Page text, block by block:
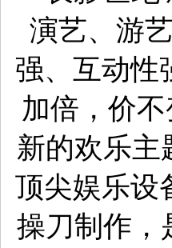
演艺、游
强、互动性
加倍，价
新的欢乐主
顶尖娱乐设
操刀制作，